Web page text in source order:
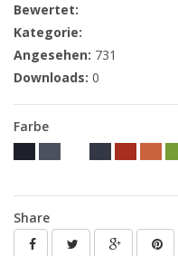
Bewertet:
Kategorie:
Angesehen: 731
Downloads: 0
Farbe
Share